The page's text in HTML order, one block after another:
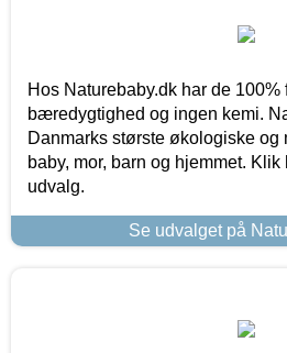
Hos Naturebaby.dk har de
bæredygtighed og ingen kemi.
Danmarks største økologiske og
baby, mor, barn og hjemmet.
udvalg.
Se udvalget på